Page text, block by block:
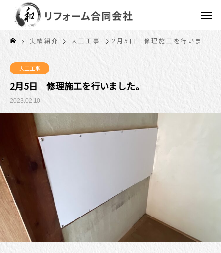
実績紹介 大工工事 2月5日 修理施工を行いました。
大工工事
2月5日 修理施工を行いました。
2023.02.10